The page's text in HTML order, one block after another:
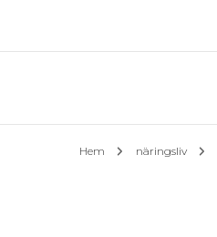
Hem näringsliv